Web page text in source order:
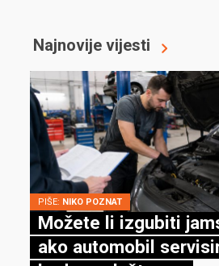
Najnovije vijesti
PIŠE: NIKO POZNAT
Možete li izgubiti
ako automobil